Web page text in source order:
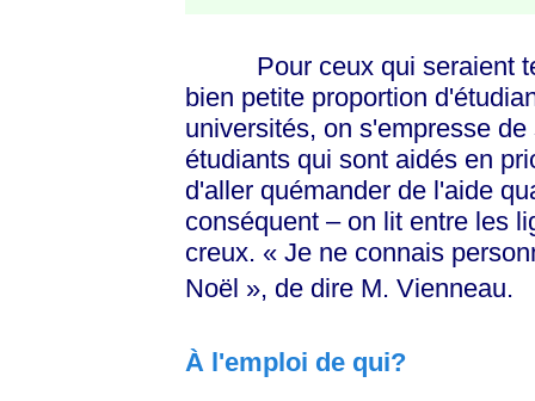
Pour ceux qui seraient
bien petite proportion
universités, on s'empresse
étudiants qui sont aidés en
d'aller quémander de l'aide
conséquent – on lit entre les
creux. « Je ne connais
Noël », de dire M. Vienneau.
À l'emploi de qui?